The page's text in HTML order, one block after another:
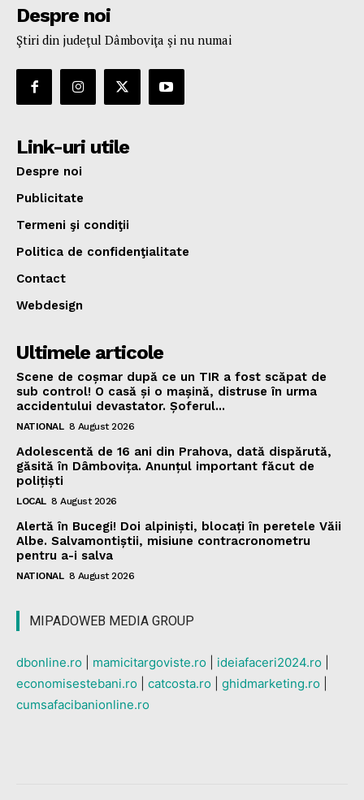
Despre noi
Ştiri din judeţul Dâmboviţa şi nu numai
Link-uri utile
Despre noi
Publicitate
Termeni şi condiţii
Politica de confidenţialitate
Contact
Webdesign
Ultimele articole
Scene de coșmar după ce un TIR a fost scăpat de
sub control! O casă și o mașină, distruse în urma
accidentului devastator. Șoferul...
NATIONAL 8 August 2026
Adolescentă de 16 ani din Prahova, dată dispărută,
găsită în Dâmbovița. Anunțul important făcut de
polițiști
LOCAL 8 August 2026
Alertă în Bucegi! Doi alpiniști, blocați în peretele Văii
Albe. Salvamontiștii, misiune contracronometru
pentru a-i salva
NATIONAL 8 August 2026
MIPADOWEB MEDIA GROUP
dbonline.ro mamicitargoviste.ro ideiafaceri2024.ro
economisestebani.ro
catcosta.ro ghidmarketing.ro
cumsafacibanionline.ro